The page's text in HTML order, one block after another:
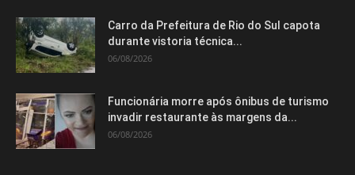
Carro da Prefeitura de Rio do Sul capota
durante vistoria técnica...
06/08/2026
Funcionária morre após ônibus de turismo
invadir restaurante às margens da...
06/08/2026